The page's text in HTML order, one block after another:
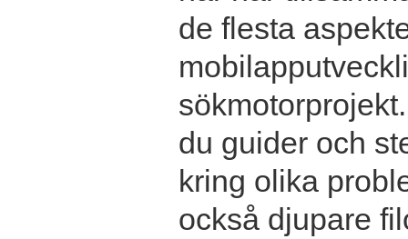
de flesta
du guider och
kring olika
också djupare